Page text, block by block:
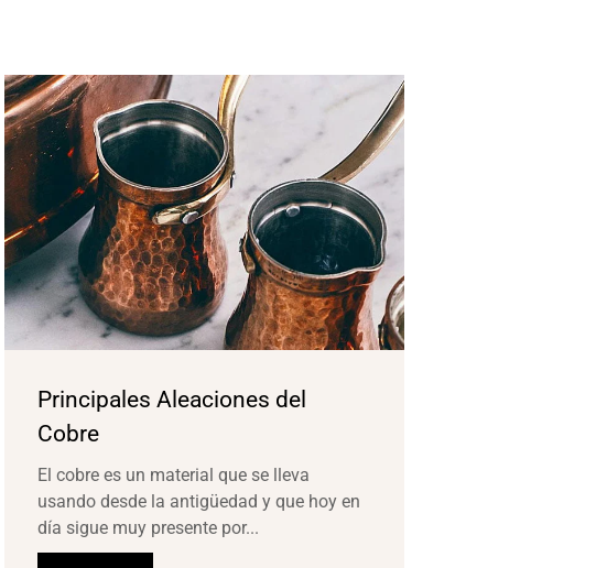
Principales Aleaciones del
Cobre
El cobre es un material que se lleva
usando desde la antigüedad y que hoy en
día sigue muy presente por...